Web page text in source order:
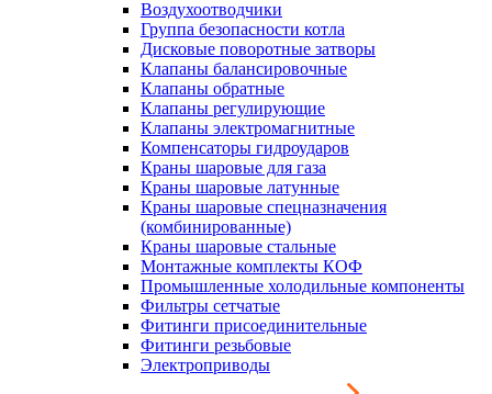
Воздухоотводчики
Группа безопасности котла
Дисковые поворотные затворы
Клапаны балансировочные
Клапаны обратные
Клапаны регулирующие
Клапаны электромагнитные
Компенсаторы гидроударов
Краны шаровые для газа
Краны шаровые латунные
Краны шаровые спецназначения
(комбинированные)
Краны шаровые стальные
Монтажные комплекты КОФ
Промышленные холодильные компоненты
Фильтры сетчатые
Фитинги присоединительные
Фитинги резьбовые
Электроприводы